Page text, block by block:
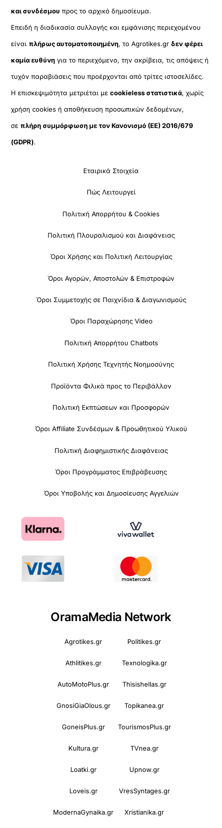
και συνδέσμου προς το αρχικό δημοσίευμα.
Επειδή η διαδικασία συλλογής και εμφάνισης περιεχομένου
είναιπλήρως αυτοματοποιημένη, το Agrotikes.gr δεν φέρει
καμία ευθύνη για το περιεχόμενο, την ακρίβεια, τις απόψεις ή
τυχόν παραβιάσεις που προέρχονται από τρίτες ιστοσελίδες.
Η επισκεψιμότητα μετριέται μεcookieless στατιστικά, χωρίς
χρήση cookies ή αποθήκευση προσωπικών δεδομένων,
σεπλήρη συμμόρφωση με τον Κανονισμό (ΕΕ) 2016/679
(GDPR).
Εταιρικά Στοιχεία
Πώς Λειτουργεί
Πολιτική Απορρήτου & Cookies
Πολιτική Πλουραλισμού και Διαφάνειας
Όροι Χρήσης και Πολιτική Λειτουργίας
Όροι Αγορών, Αποστολών & Επιστροφών
Όροι Συμμετοχής σε Παιχνίδια & Διαγωνισμούς
Όροι Παραχώρησης Video
Πολιτική Απορρήτου Chatbots
Πολιτική Χρήσης Τεχνητής Νοημοσύνης
Προϊόντα Φιλικά προς το Περιβάλλον
Πολιτική Εκπτώσεων και Προσφορών
Όροι Affiliate Συνδέσμων & Προωθητικού Υλικού
Πολιτική Διαφημιστικής Διαφάνειας
Όροι Προγράμματος Επιβράβευσης
Όροι Υποβολής και Δημοσίευσης Αγγελιών
OramaMedia Network
Agrotikes.gr Politikes.gr
Athlitikes.gr Texnologika.gr
AutoMotoPlus.gr Thisishellas.gr
GnosiGiaOlous.gr Topikanea.gr
GoneisPlus.gr TourismosPlus.gr
Kultura.gr TVnea.gr
Loatki.gr Upnow.gr
Loveis.gr VresSyntages.gr
ModernaGynaika.gr Xristianika.gr